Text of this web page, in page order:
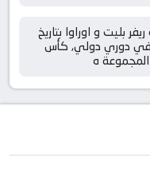
بليت و اوراوا بتاريخ
2025-06-17 في دوري دولي, كأس
المجموعة ه